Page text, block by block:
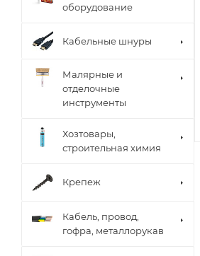
оборудование
Кабельные шнуры
Малярные и
отделочные
инструменты
Хозтовары,
строительная химия
Крепеж
Кабель, провод,
гофра, металлорукав